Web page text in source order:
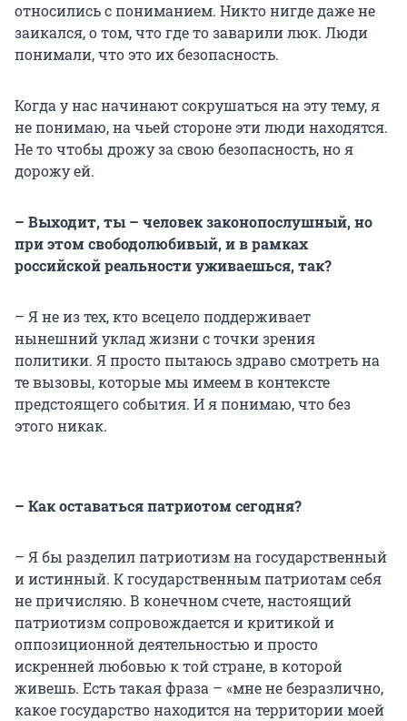
относились с пониманием. Никто нигде даже не
заикался, о том, что где то заварили люк. Люди
понимали, что это их безопасность.
Когда у нас начинают сокрушаться на эту тему, я
не понимаю, на чьей стороне эти люди находятся.
Не то чтобы дрожу за свою безопасность, но я
дорожу ей.
– Выходит, ты – человек законопослушный, но
при этом свободолюбивый, и в рамках
российской реальности уживаешься, так?
– Я не из тех, кто всецело поддерживает
нынешний уклад жизни с точки зрения
политики. Я просто пытаюсь здраво смотреть на
те вызовы, которые мы имеем в контексте
предстоящего события. И я понимаю, что без
этого никак.
– Как оставаться патриотом сегодня?
– Я бы разделил патриотизм на государственный
и истинный. К государственным патриотам себя
не причисляю. В конечном счете, настоящий
патриотизм сопровождается и критикой и
оппозиционной деятельностью и просто
искренней любовью к той стране, в которой
живешь. Есть такая фраза – «мне не безразлично,
какое государство находится на территории моей